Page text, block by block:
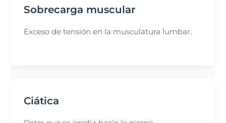
Sobrecarga muscular
Exceso de tensión en la musculatura lumbar.
Ciática